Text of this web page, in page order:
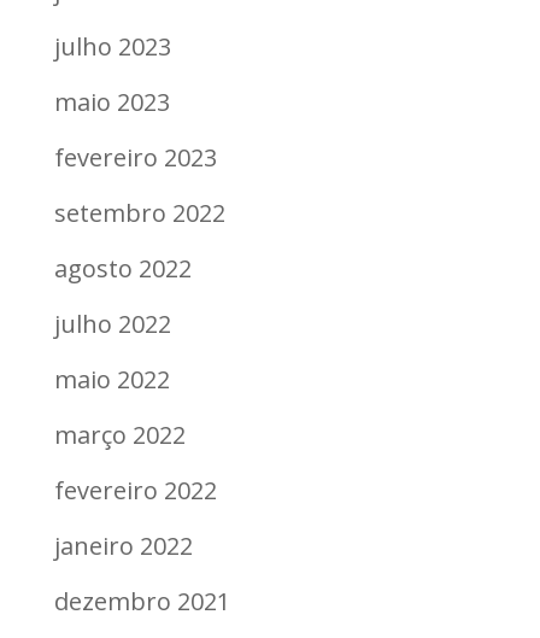
julho 2023
maio 2023
fevereiro 2023
setembro 2022
agosto 2022
julho 2022
maio 2022
março 2022
fevereiro 2022
janeiro 2022
dezembro 2021